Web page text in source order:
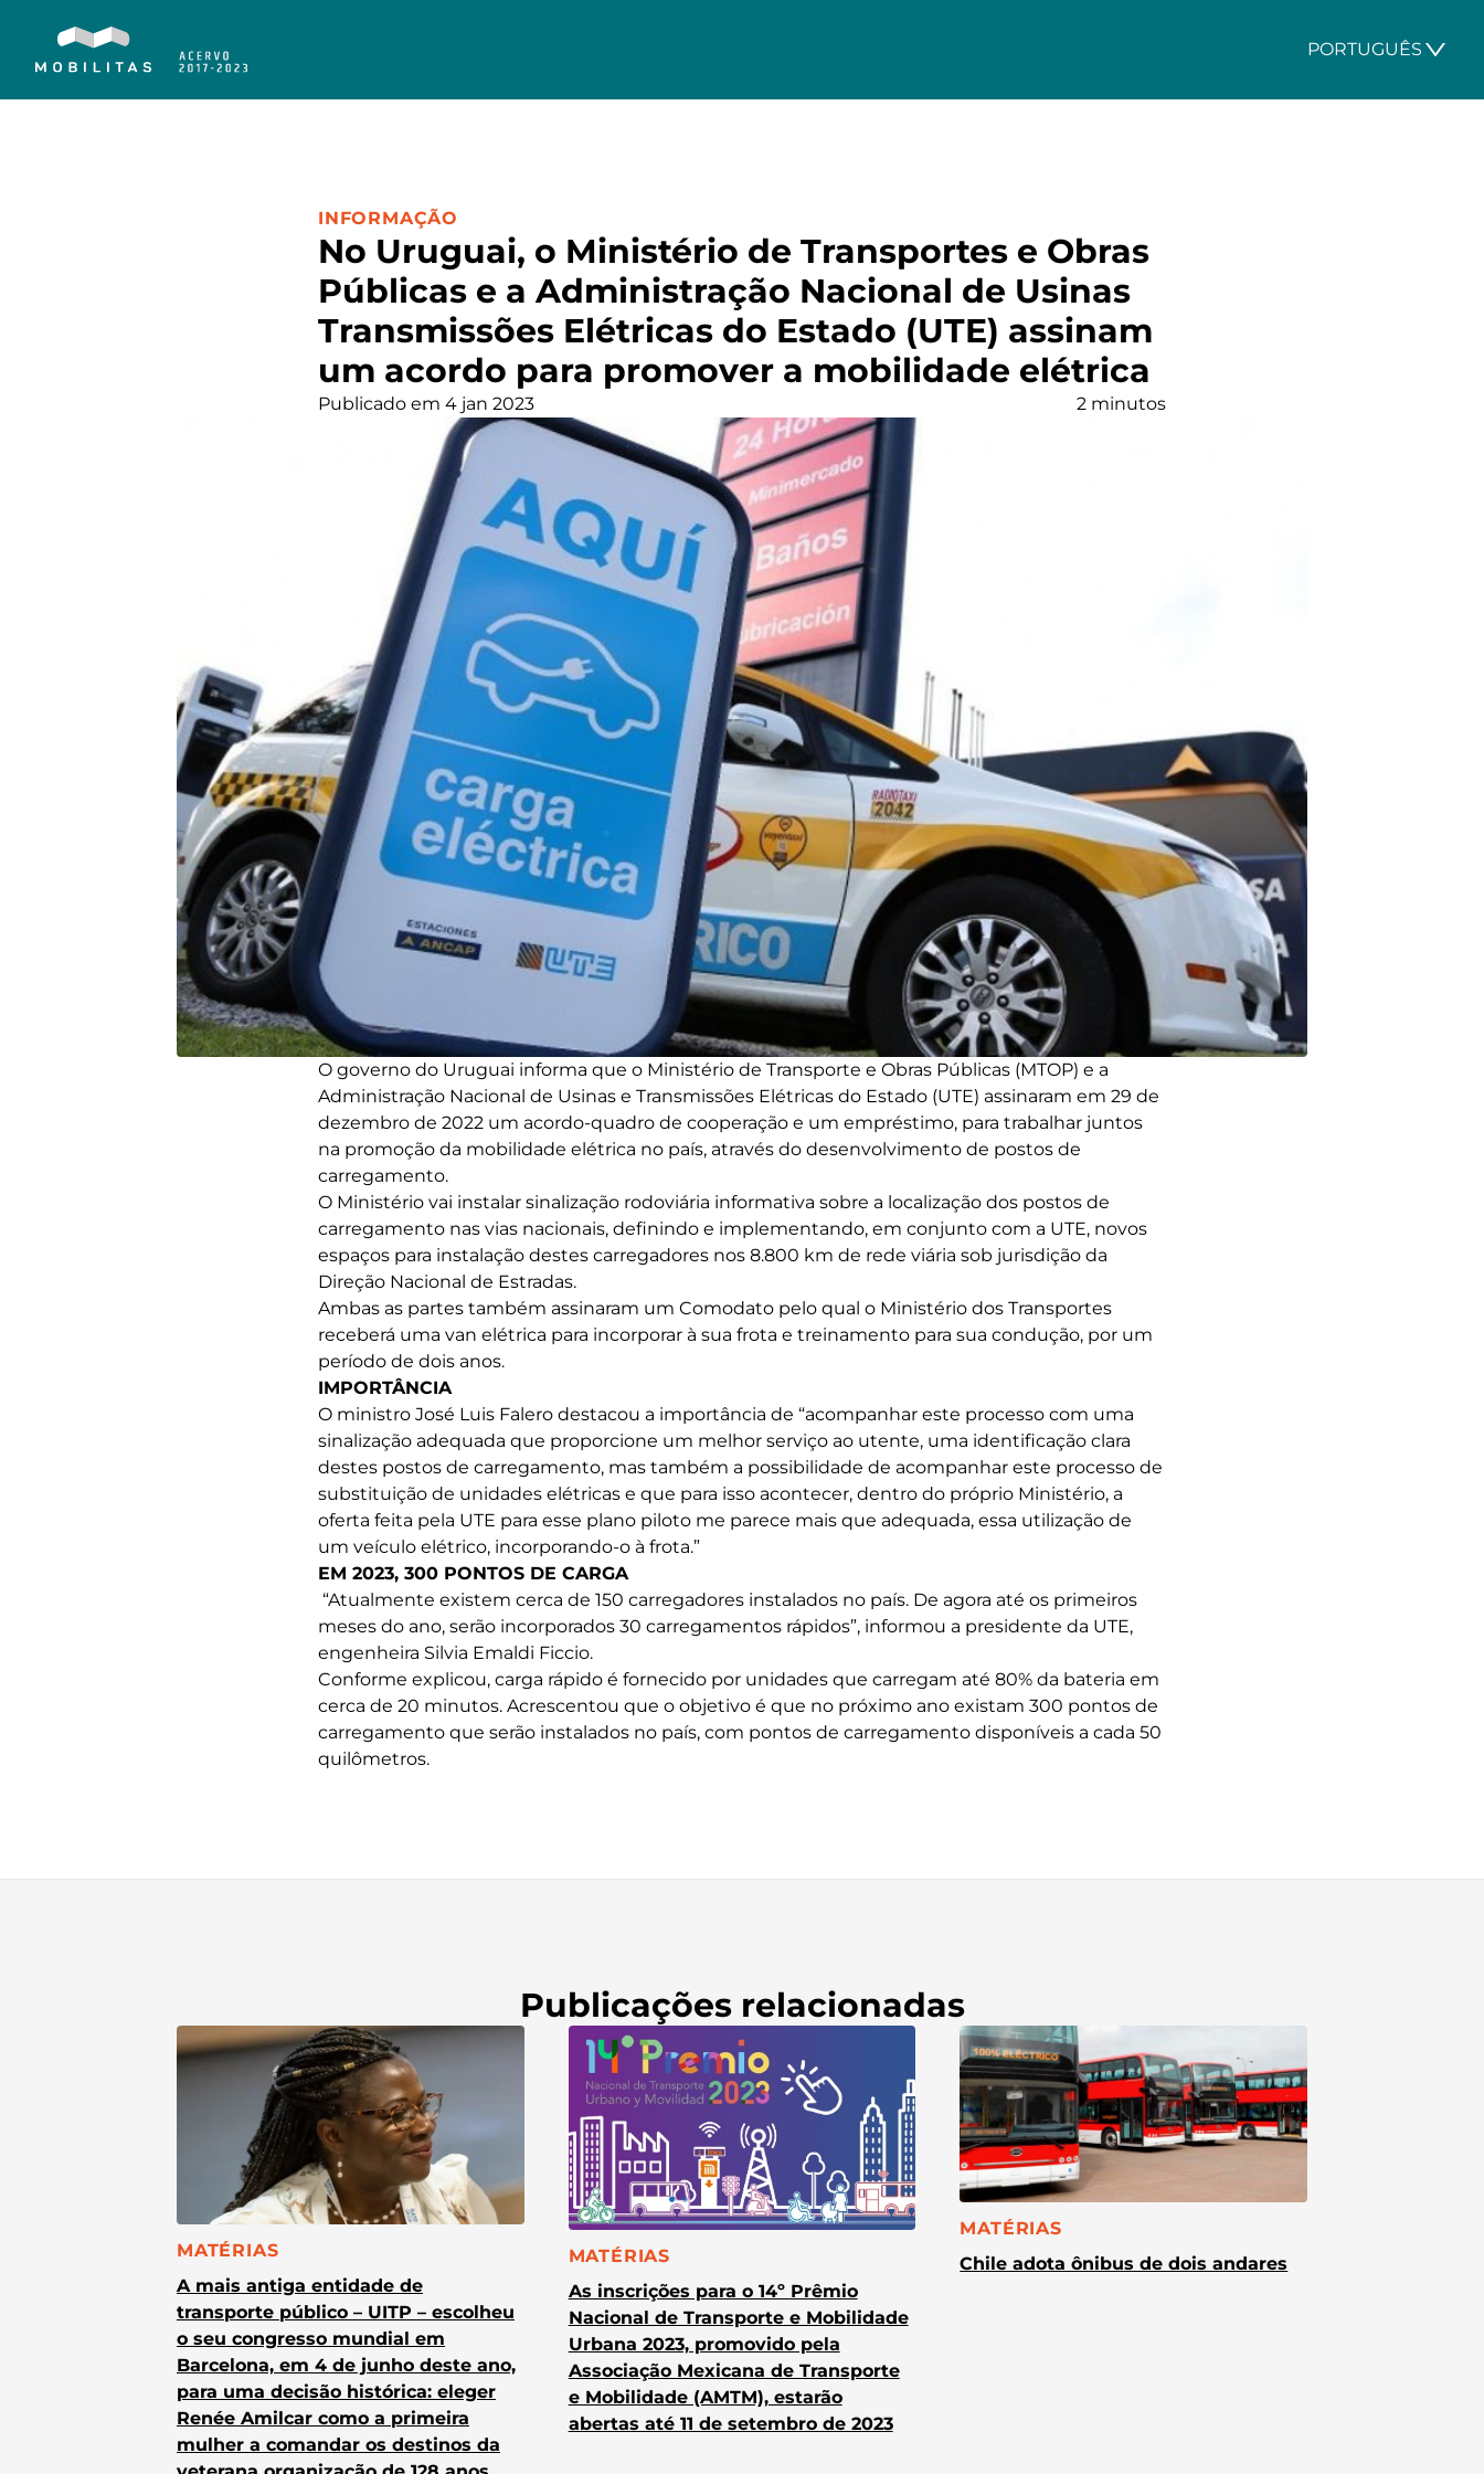
PORTUGUÊS
No Uruguai, o Ministério de Transportes e Obras
Públicas e a Administração Nacional de Usinas
Transmissões Elétricas do Estado (UTE) assinam
um acordo para promover a mobilidade elétrica
CATEGORIA:
INFORMAÇÃO
Publicado em 4 jan 2023 2 minutos
O governo do Uruguai informa que o Ministério de Transporte e Obras Públicas (MTOP) e a
Administração Nacional de Usinas e Transmissões Elétricas do Estado (UTE) assinaram em 29 de
dezembro de 2022 um acordo-quadro de cooperação e um empréstimo, para trabalhar juntos
na promoção da mobilidade elétrica no país, através do desenvolvimento de postos de
carregamento.
O Ministério vai instalar sinalização rodoviária informativa sobre a localização dos postos de
carregamento nas vias nacionais, definindo e implementando, em conjunto com a UTE, novos
espaços para instalação destes carregadores nos 8.800 km de rede viária sob jurisdição da
Direção Nacional de Estradas.
Ambas as partes também assinaram um Comodato pelo qual o Ministério dos Transportes
receberá uma van elétrica para incorporar à sua frota e treinamento para sua condução, por um
período de dois anos.
IMPORTÂNCIA
O ministro José Luis Falero destacou a importância de “acompanhar este processo com uma
sinalização adequada que proporcione um melhor serviço ao utente, uma identificação clara
destes postos de carregamento, mas também a possibilidade de acompanhar este processo de
substituição de unidades elétricas e que para isso acontecer, dentro do próprio Ministério, a
oferta feita pela UTE para esse plano piloto me parece mais que adequada, essa utilização de
um veículo elétrico, incorporando-o à frota.”
EM 2023, 300 PONTOS DE CARGA
“Atualmente existem cerca de 150 carregadores instalados no país. De agora até os primeiros
meses do ano, serão incorporados 30 carregamentos rápidos”, informou a presidente da UTE,
engenheira Silvia Emaldi Ficcio.
Conforme explicou, carga rápido é fornecido por unidades que carregam até 80% da bateria em
cerca de 20 minutos. Acrescentou que o objetivo é que no próximo ano existam 300 pontos de
carregamento que serão instalados no país, com pontos de carregamento disponíveis a cada 50
quilômetros.
Publicações relacionadas
CATEGORIA:
MATÉRIAS
A mais antiga entidade de
transporte público – UITP – escolheu
o seu congresso mundial em
Barcelona, em 4 de junho deste ano,
para uma decisão histórica: eleger
Renée Amilcar como a primeira
mulher a comandar os destinos da
CATEGORIA:
MATÉRIAS
As inscrições para o 14º Prêmio
Nacional de Transporte e Mobilidade
Urbana 2023, promovido pela
Associação Mexicana de Transporte
e Mobilidade (AMTM), estarão
abertas até 11 de setembro de 2023
CATEGORIA:
MATÉRIAS
Chile adota ônibus de dois andares